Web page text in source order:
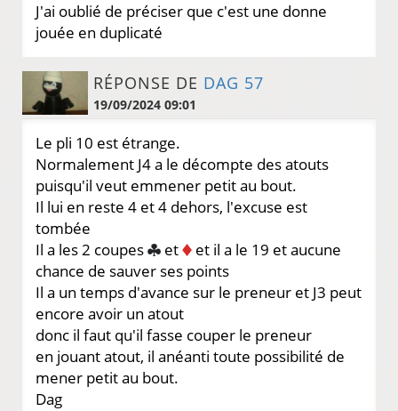
J'ai oublié de préciser que c'est une donne
jouée en duplicaté
RÉPONSE DE DAG 57
19/09/2024 09:01
Le pli 10 est étrange.
Normalement J4 a le décompte des atouts
puisqu'il veut emmener petit au bout.
Il lui en reste 4 et 4 dehors, l'excuse est
tombée
Il a les 2 coupes
et
et il a le 19 et aucune
chance de sauver ses points
Il a un temps d'avance sur le preneur et J3 peut
encore avoir un atout
donc il faut qu'il fasse couper le preneur
en jouant atout, il anéanti toute possibilité de
mener petit au bout.
Dag